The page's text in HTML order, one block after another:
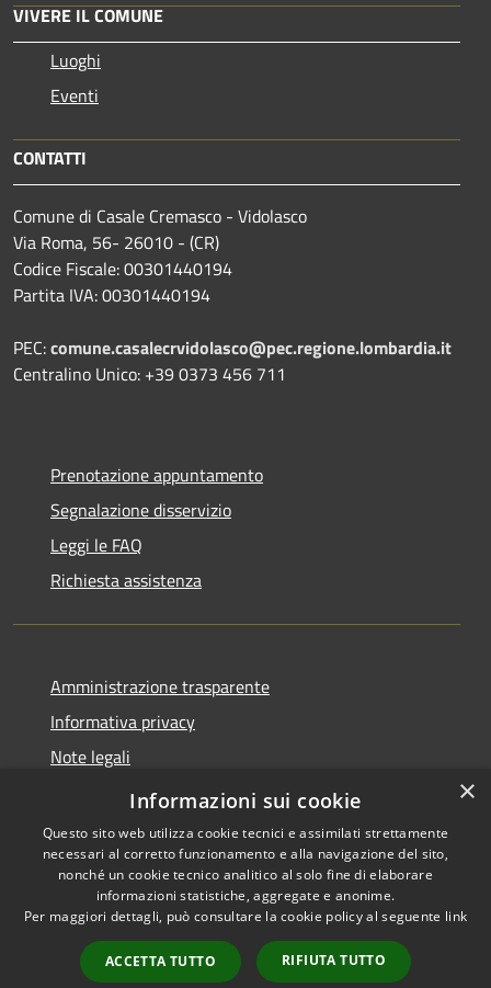
VIVERE IL COMUNE
Luoghi
Eventi
CONTATTI
Comune di Casale Cremasco - Vidolasco
Via Roma, 56- 26010 - (CR)
Codice Fiscale: 00301440194
Partita IVA: 00301440194
PEC:comune.casalecrvidolasco@pec.regione.lombardia.it
Centralino Unico: +39 0373 456 711
Prenotazione appuntamento
Segnalazione disservizio
Leggi le FAQ
Richiesta assistenza
Amministrazione trasparente
Informativa privacy
Note legali
Dichiarazione di accessibilità
Accessibilità
Copyright © 2026 • Comune di
Casale Cremasco-Vidolasco •
Powered byMunicipium
Accesso redazione
×
Informazioni sui cookie
Questo sito web utilizza cookie tecnici e assimilati strettamente
necessari al corretto funzionamento e alla navigazione del sito,
nonché un cookie tecnico analitico al solo fine di elaborare
informazioni statistiche, aggregate e anonime.
Per maggiori dettagli, può consultare la cookie policy al seguente link
ACCETTA TUTTO RIFIUTA TUTTO